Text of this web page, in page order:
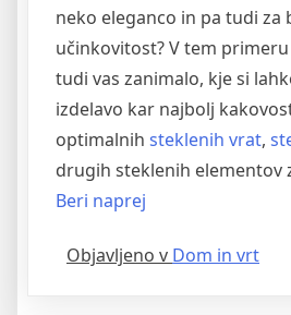
neko eleganco in pa tudi za
učinkovitost? V tem
tudi vas zanimalo, kje si
izdelavo kar najbolj
optimalnih steklenih vrat,
drugih steklenih elementov
Beri naprej
vrat
Objavljeno v Dom in vrt